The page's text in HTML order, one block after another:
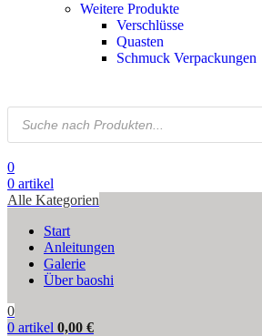
Weitere Produkte
Verschlüsse
Quasten
Schmuck Verpackungen
0
0 artikel
Alle Kategorien
Start
Anleitungen
Galerie
Über baoshi
0
0 artikel 0,00 €